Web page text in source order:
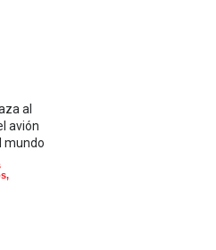
al
avión
mundo
,